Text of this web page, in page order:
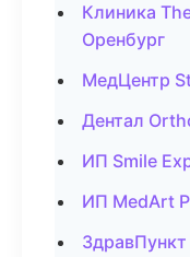
Клиника
Оренбург
МедЦентр
Дентал
ИП Smile
ИП MedArt